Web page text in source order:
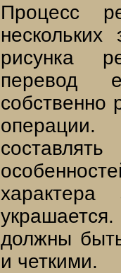
Процесс
нескольких
рисунка
перевод
собственно
операции.
характера
должны
и четкими.